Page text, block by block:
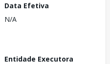
Data Efetiva
N/A
Entidade Executora